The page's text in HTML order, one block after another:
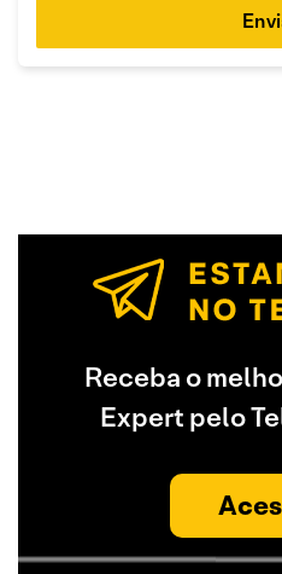
Receba o
Expert pelo